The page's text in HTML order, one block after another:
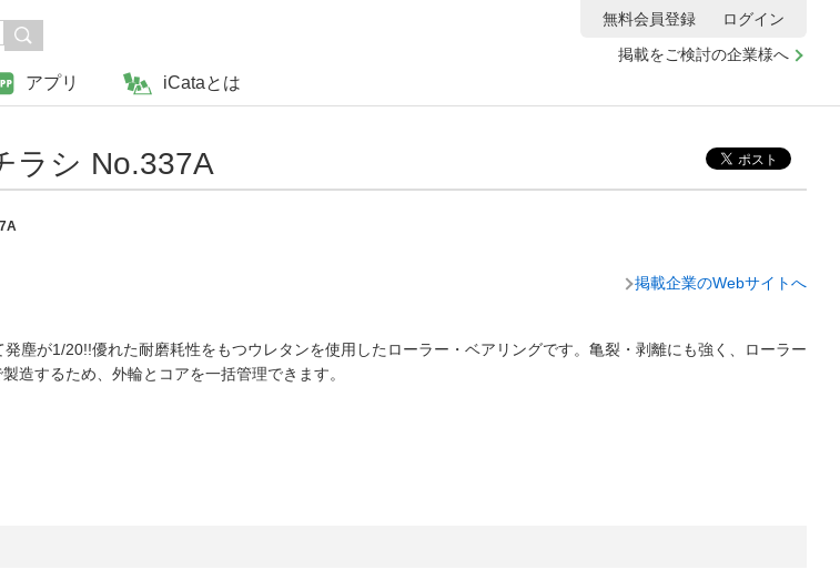
アプリ iCataとは
掲載をご検討の企業様へ
無料会員登録 ログイン
ラシ No.337A
塵が1/20!!優れた耐磨耗性をもつウレタンを使用したローラー・ベアリングです。亀裂・剥離にも強く、ローラー
造するため、外輪とコアを一括管理できます。
掲載企業のWebサイトへ